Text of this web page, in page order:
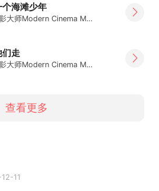
海滩少年
当代电影大师Modern Cinema Master
们走
当代电影大师Modern Cinema Master
查看更多
11